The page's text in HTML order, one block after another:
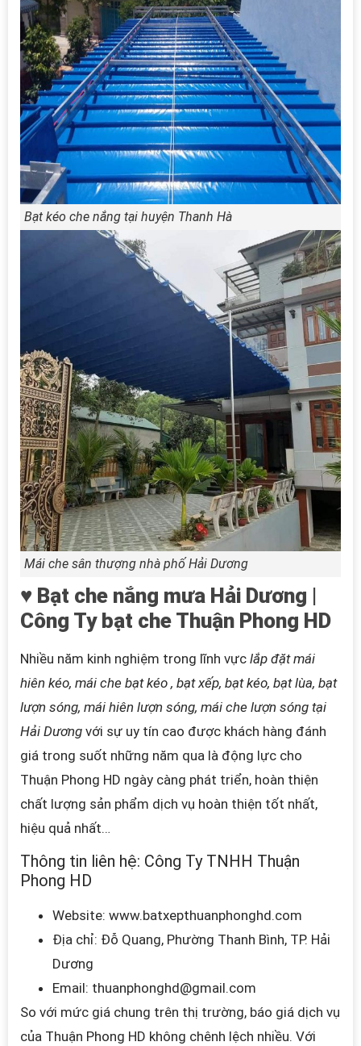
Bạt kéo che nắng tại huyện Thanh Hà
Mái che sân thượng nhà phố Hải Dương
♥ Bạt che nắng mưa Hải Dương |
Công Ty bạt che Thuận Phong HD
Nhiều năm kinh nghiệm trong lĩnh vực lắp đặt mái
hiên kéo, mái che bạt kéo , bạt xếp, bạt kéo, bạt lùa, bạt
lượn sóng, mái hiên lượn sóng, mái che lượn sóng tại
Hải Dương với sự uy tín cao được khách hàng đánh
giá trong suốt những năm qua là động lực cho
Thuận Phong HD ngày càng phát triển, hoàn thiện
chất lượng sản phẩm dịch vụ hoàn thiện tốt nhất,
hiệu quả nhất…
Thông tin liên hệ: Công Ty TNHH Thuận
Phong HD
Website: www.batxepthuanphonghd.com
Địa chỉ: Đỗ Quang, Phường Thanh Bình, TP. Hải
Dương
Email: thuanphonghd@gmail.com
So với mức giá chung trên thị trường, báo giá dịch vụ
của Thuận Phong HD không chênh lệch nhiều. Với